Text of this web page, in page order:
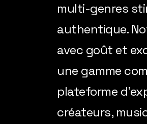
multi-genres
authentique.
avec goût et
une gamme
plateforme
créateurs,